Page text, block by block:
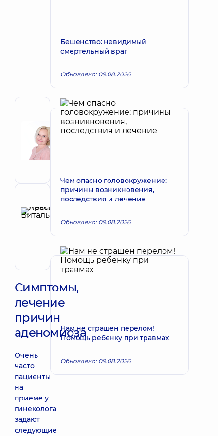
Автор
Корх
Наталья
диагностики
Рецензент
Леся
Витальевна
Акушер-
гинеколог;
Врач
ультразвуковой
Запись к врачу
Симптомы,
лечение
причин
аденомиоза
Очень
часто
пациенты
на
приеме у
гинеколога
задают
следующие
Бешенство: невидимый
смертельный враг
Обновлено: 09.08.2026
Чем опасно головокружение:
причины возникновения,
последствия и лечение
Обновлено: 09.08.2026
Нам не страшен перелом!
Помощь ребенку при травмах
Обновлено: 09.08.2026